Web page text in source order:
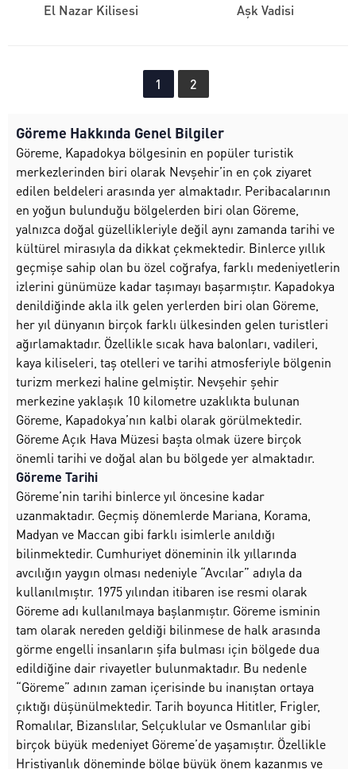
El Nazar Kilisesi Aşk Vadisi
1 2
Göreme Hakkında Genel Bilgiler
Göreme, Kapadokya bölgesinin en popüler turistik
merkezlerinden biri olarak Nevşehir’in en çok ziyaret
edilen beldeleri arasında yer almaktadır. Peribacalarının
en yoğun bulunduğu bölgelerden biri olan Göreme,
yalnızca doğal güzellikleriyle değil aynı zamanda tarihi ve
kültürel mirasıyla da dikkat çekmektedir. Binlerce yıllık
geçmişe sahip olan bu özel coğrafya, farklı medeniyetlerin
izlerini günümüze kadar taşımayı başarmıştır. Kapadokya
denildiğinde akla ilk gelen yerlerden biri olan Göreme,
her yıl dünyanın birçok farklı ülkesinden gelen turistleri
ağırlamaktadır. Özellikle sıcak hava balonları, vadileri,
kaya kiliseleri, taş otelleri ve tarihi atmosferiyle bölgenin
turizm merkezi haline gelmiştir. Nevşehir şehir
merkezine yaklaşık 10 kilometre uzaklıkta bulunan
Göreme, Kapadokya’nın kalbi olarak görülmektedir.
Göreme Açık Hava Müzesi başta olmak üzere birçok
önemli tarihi ve doğal alan bu bölgede yer almaktadır.
Göreme Tarihi
Göreme’nin tarihi binlerce yıl öncesine kadar
uzanmaktadır. Geçmiş dönemlerde Mariana, Korama,
Madyan ve Maccan gibi farklı isimlerle anıldığı
bilinmektedir. Cumhuriyet döneminin ilk yıllarında
avcılığın yaygın olması nedeniyle “Avcılar” adıyla da
kullanılmıştır. 1975 yılından itibaren ise resmi olarak
Göreme adı kullanılmaya başlanmıştır. Göreme isminin
tam olarak nereden geldiği bilinmese de halk arasında
görme engelli insanların şifa bulması için bölgede dua
edildiğine dair rivayetler bulunmaktadır. Bu nedenle
“Göreme” adının zaman içerisinde bu inanıştan ortaya
çıktığı düşünülmektedir. Tarih boyunca Hititler, Frigler,
Romalılar, Bizanslılar, Selçuklular ve Osmanlılar gibi
birçok büyük medeniyet Göreme’de yaşamıştır. Özellikle
Hristiyanlık döneminde bölge büyük önem kazanmış ve